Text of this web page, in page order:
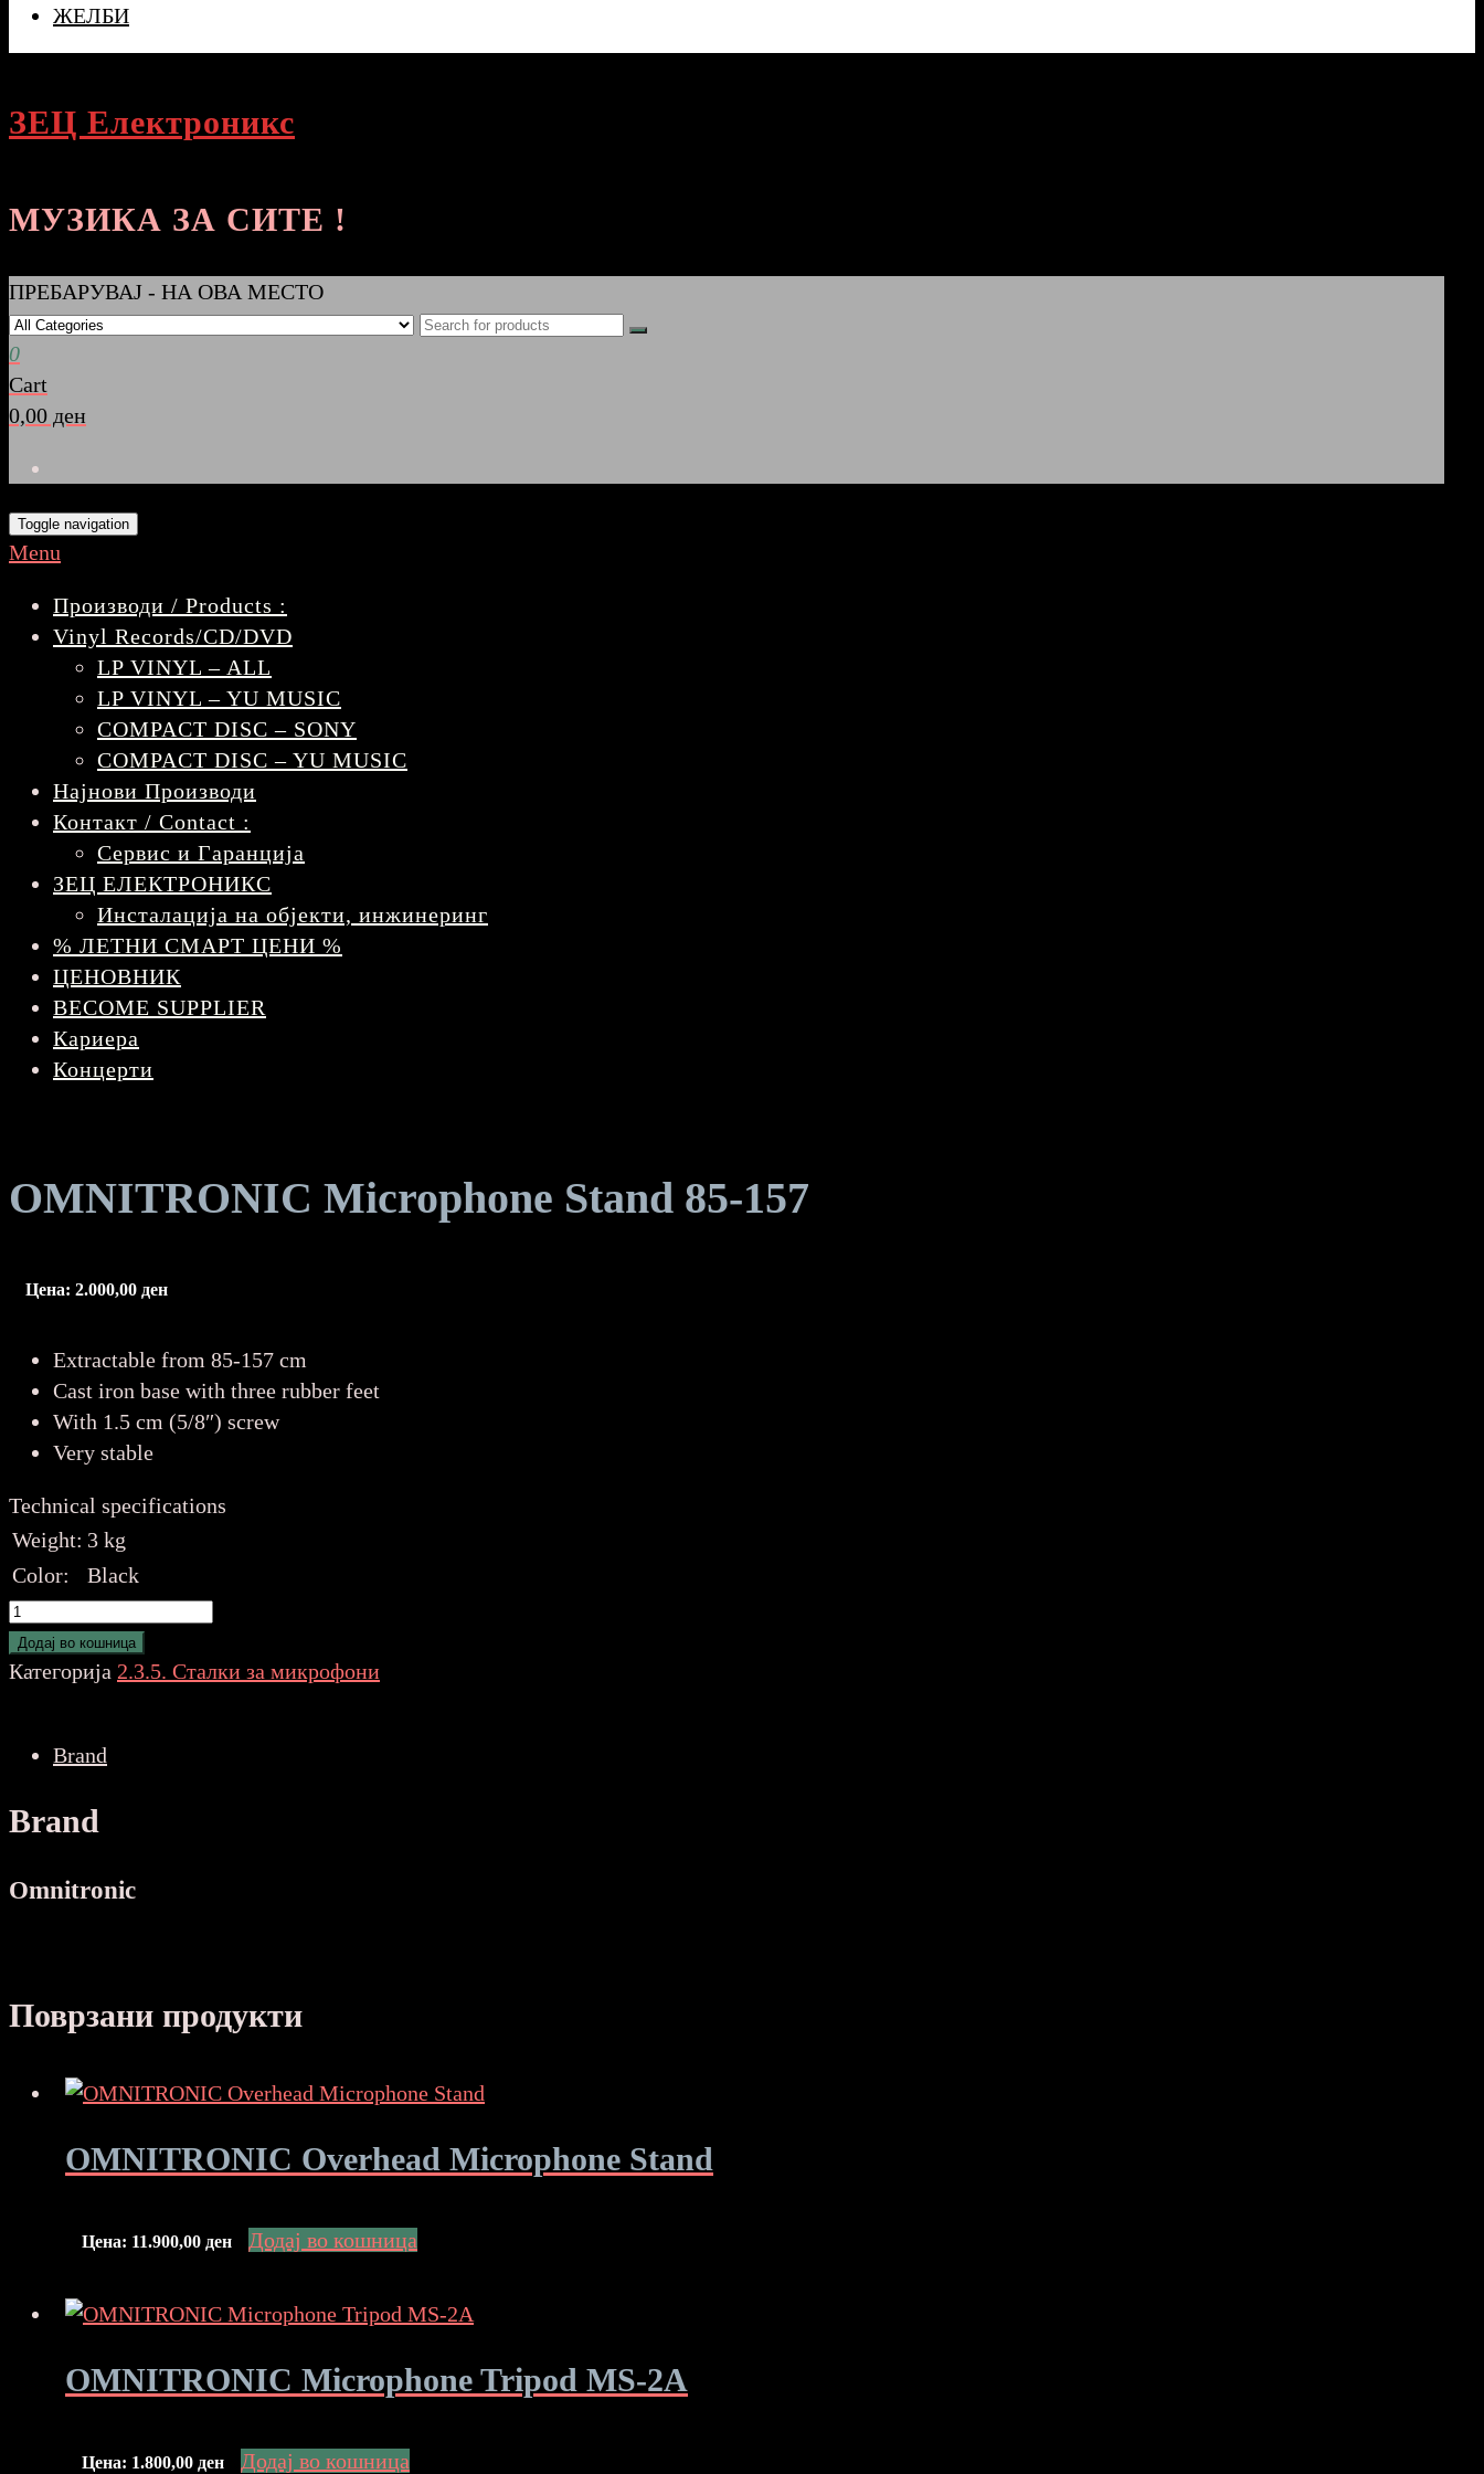
ЖЕЛБИ
ЗЕЦ Електроникс
МУЗИКА ЗА СИТЕ !
ПРЕБАРУВАЈ - НА ОВА МЕСТО
0
Cart
0,00 ден
Toggle navigation
Menu
Производи / Products :
Vinyl Records/CD/DVD
LP VINYL – ALL
LP VINYL – YU MUSIC
COMPACT DISC – SONY
COMPACT DISC – YU MUSIC
Најнови Производи
Контакт / Contact :
Сервис и Гаранција
ЗЕЦ ЕЛЕКТРОНИКС
Инсталација на објекти, инжинеринг
% ЛЕТНИ СМАРТ ЦЕНИ %
ЦЕНОВНИК
BECOME SUPPLIER
Кариера
Концерти
OMNITRONIC Microphone Stand 85-157
Цена: 2.000,00 ден
Extractable from 85-157 cm
Cast iron base with three rubber feet
With 1.5 cm (5/8″) screw
Very stable
Technical specifications
Weight: 3 kg
Color:
Black
OMNITRONIC
Microphone
Stand
количина
Додај во кошница
Категорија 2.3.5. Сталки за микрофони
Brand
Brand
Omnitronic
Поврзани продукти
OMNITRONIC Overhead Microphone Stand
Цена: 11.900,00 ден Додај во кошница
OMNITRONIC Microphone Tripod MS-2A
Цена: 1.800,00 ден Додај во кошница